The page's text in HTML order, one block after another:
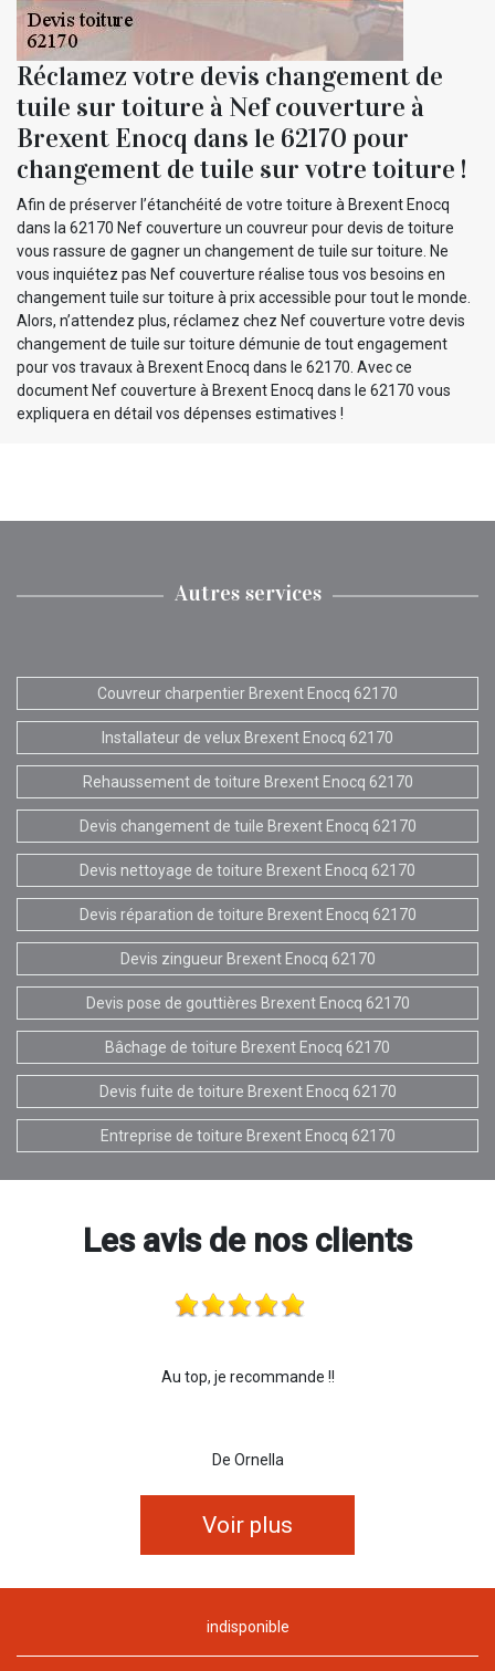
Réclamez votre devis changement de
tuile sur toiture à Nef couverture à
Brexent Enocq dans le 62170 pour
changement de tuile sur votre toiture !
Afin de préserver l’étanchéité de votre toiture à Brexent Enocq
dans la 62170 Nef couverture un couvreur pour devis de toiture
vous rassure de gagner un changement de tuile sur toiture. Ne
vous inquiétez pas Nef couverture réalise tous vos besoins en
changement tuile sur toiture à prix accessible pour tout le monde.
Alors, n’attendez plus, réclamez chez Nef couverture votre devis
changement de tuile sur toiture démunie de tout engagement
pour vos travaux à Brexent Enocq dans le 62170. Avec ce
document Nef couverture à Brexent Enocq dans le 62170 vous
expliquera en détail vos dépenses estimatives !
Autres services
Couvreur charpentier Brexent Enocq 62170
Installateur de velux Brexent Enocq 62170
Rehaussement de toiture Brexent Enocq 62170
Devis changement de tuile Brexent Enocq 62170
Devis nettoyage de toiture Brexent Enocq 62170
Devis réparation de toiture Brexent Enocq 62170
Devis zingueur Brexent Enocq 62170
Devis pose de gouttières Brexent Enocq 62170
Bâchage de toiture Brexent Enocq 62170
Devis fuite de toiture Brexent Enocq 62170
Entreprise de toiture Brexent Enocq 62170
Les avis de nos clients
Au top, je recommande !!
De Ornella
Voir plus
indisponible